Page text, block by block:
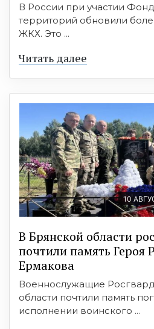
В России при участии
территорий обновили
ЖКХ. Это ...
Читать далее
10
В Брянской области
почтили память Героя
Ермакова
Военнослужащие
области почтили память
исполнении воинского ...